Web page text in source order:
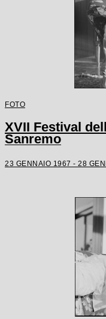
FOTO
XVII Festival
Sanremo
23 GENNAIO 1967 - 28